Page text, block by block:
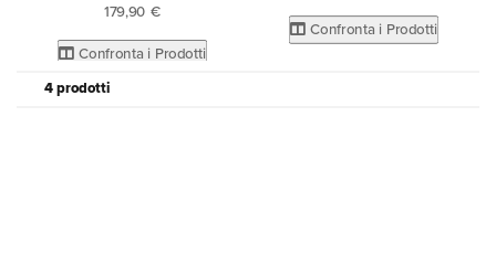
179,90 €
Confronta i Prodotti
Confronta i Prodotti
4 prodotti